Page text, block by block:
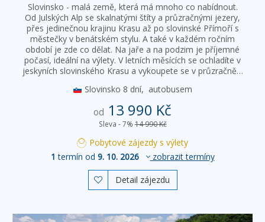
Slovinsko - malá země, která má mnoho co nabídnout.
Od Julských Alp se skalnatými štíty a průzračnými jezery,
přes jedinečnou krajinu Krasu až po slovinské Přímoří s
městečky v benátském stylu. A také v každém ročním
období je zde co dělat. Na jaře a na podzim je příjemné
počasí, ideální na výlety. V letních měsících se ochladíte v
jeskyních slovinského Krasu a vykoupete se v průzračně…
Slovinsko 8 dní, autobusem
od 13 990 Kč
Sleva - 7% 14 990 Kč
Pobytové zájezdy s výlety
1 termín od 9. 10. 2026 zobrazit termíny
 Detail zájezdu